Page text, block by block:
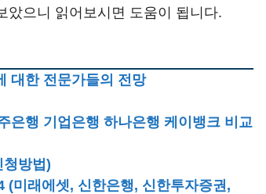
았으니 읽어보시면 도움이 됩니다.
대한 전문가들의 전망
은행 기업은행 하나은행 케이뱅크 비교
방법)
(미래에셋, 신한은행, 신한투자증권,